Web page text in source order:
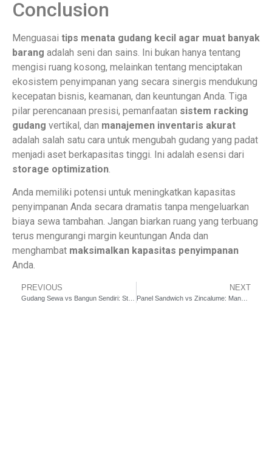
Conclusion
Menguasai tips menata gudang kecil agar muat banyak
barang adalah seni dan sains. Ini bukan hanya tentang
mengisi ruang kosong, melainkan tentang menciptakan
ekosistem penyimpanan yang secara sinergis mendukung
kecepatan bisnis, keamanan, dan keuntungan Anda. Tiga
pilar perencanaan presisi, pemanfaatan sistem racking
gudang vertikal, dan manajemen inventaris akurat
adalah salah satu cara untuk mengubah gudang yang padat
menjadi aset berkapasitas tinggi. Ini adalah esensi dari
storage optimization.
Anda memiliki potensi untuk meningkatkan kapasitas
penyimpanan Anda secara dramatis tanpa mengeluarkan
biaya sewa tambahan. Jangan biarkan ruang yang terbuang
terus mengurangi margin keuntungan Anda dan
menghambat maksimalkan kapasitas penyimpanan
Anda.
PREVIOUS NEXT
Panel Sandwich vs Zincalume: Mana Pilihan Atap Gudang Terbaik